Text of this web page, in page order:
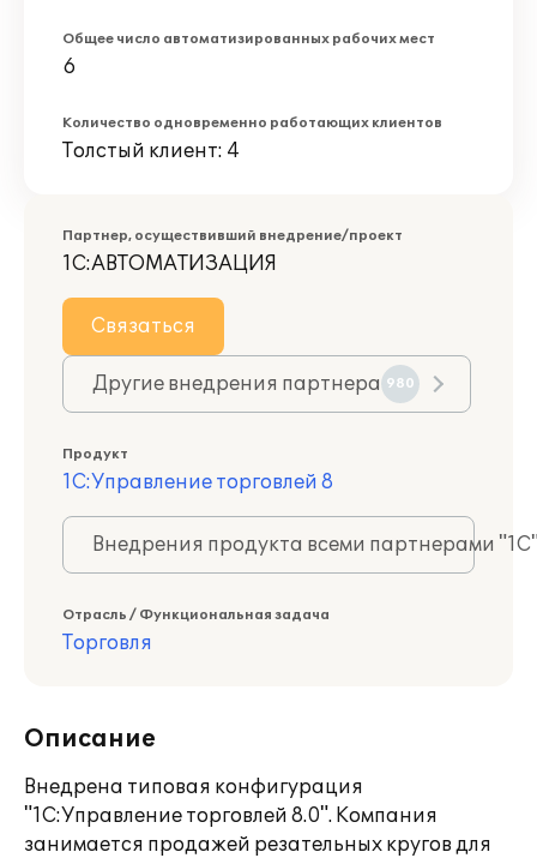
Общее число автоматизированных рабочих мест
6
Количество одновременно работающих клиентов
Толстый клиент: 4
Партнер, осуществивший внедрение/проект
1С:АВТОМАТИЗАЦИЯ
Связаться
Другие внедрения партнера 980
Продукт
1С:Управление торговлей 8
Внедрения продукта всеми партнерами
Отрасль / Функциональная задача
Торговля
Описание
Внедрена типовая конфигурация
"1С:Управление торговлей 8.0". Компания
занимается продажей резательных кругов для